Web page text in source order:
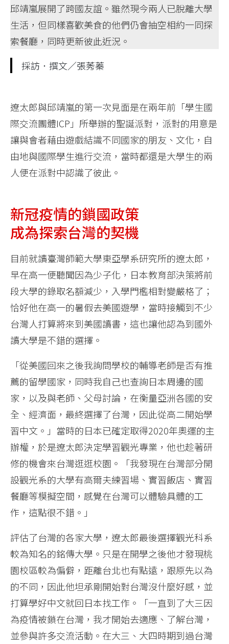
邱靖嵐展開了跨國友誼。雖然現今兩人已脫離大學
生活，但同樣喜歡美食的他們仍會抽空相約一同探
索餐廳，同時更新彼此近況。
採訪．撰文／張莠蓁
遼太郎與邱靖嵐的第一次見面是在兩年前「學生國
際交流團體ICP」所舉辦的聖誕派對，派對的用意是
讓與會者藉由遊戲結識不同國家的朋友、文化，自
由地與國際學生進行交流，當時都還是大學生的兩
人便在派對中認識了彼此。
新冠疫情的鎖國政策
成為探索台灣的契機
目前就讀臺灣師範大學東亞學系研究所的遼太郎，
早在高一便聽聞因為少子化，日本教育部決策將前
段大學的錄取名額減少，入學門檻相對變嚴格了；
恰好他在高一的暑假去美國遊學，當時接觸到不少
台灣人打算將來到美國讀書，這也讓他認為到國外
讀大學是不錯的選擇。
「從美國回來之後我詢問學校的輔導老師是否有推
薦的留學國家，同時我自己也查詢日本周邊的國
家，以及與老師、父母討論，在衡量亞洲各國的安
全、經濟面，最終選擇了台灣，因此從高二開始學
習中文。」當時的日本已確定取得2020年奧運的主
辦權，於是遼太郎決定學習觀光專業，他也趁著研
修的機會來台灣逛逛校園。「我發現在台灣部分開
設觀光系的大學有高爾夫練習場、實習飯店、實習
餐廳等模擬空間，感覺在台灣可以體驗具體的工
作，這點很不錯。」
評估了台灣的各家大學，遼太郎最後選擇觀光科系
較為知名的銘傳大學。只是在開學之後他才發現桃
園校區較為偏僻，距離台北也有點遠，跟原先以為
的不同，因此他坦承剛開始對台灣沒什麼好感，並
打算學好中文就回日本找工作。「一直到了大三因
為疫情被鎖在台灣，我才開始去適應、了解台灣，
並參與許多交流活動。在大三、大四時期到過台灣